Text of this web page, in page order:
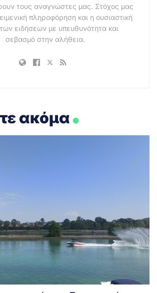
τους αναγνώστες μας. Στόχος μας
πληροφόρηση και η ουσιαστική
ειδήσεων με υπευθυνότητα και
σεβασμό στην αλήθεια.
ακόμα.